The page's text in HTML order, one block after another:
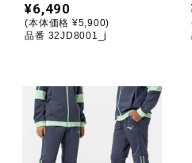
ワーキング
ライフスタイルグッズ
¥6,490
(本体価格 ¥5,900)
品番 32JD8001_j